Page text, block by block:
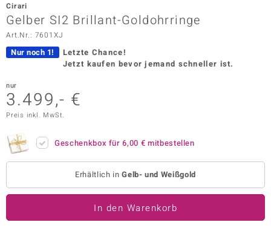
Vogue
Cirari
Gelber SI2 Brillant-Goldohrringe
Art.Nr.: 7601XJ
Nur noch 1!
Letzte Chance!
Jetzt kaufen bevor jemand schneller ist.
nur
3.499,- €
Preis inkl. MwSt.
Geschenkbox für6,00 € mitbestellen
Erhältlich inGelb- und Weißgold
In den Warenkorb